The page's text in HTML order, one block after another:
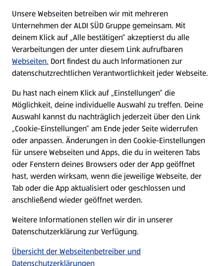
Nachhaltigkeit
Karriere
Presse
Hilfe & Kontakt
(öffnet in einem neuen Tab)
Unternehmen
Folge uns hier:
Unsere Webseiten betreiben wir mit mehreren
Unternehmen der ALDI SÜD Gruppe gemeinsam. Mit
deinem Klick auf „Alle bestätigen“ akzeptierst du alle
Verarbeitungen der unter diesem Link aufrufbaren
Webseiten. Dort findest du auch Informationen zur
datenschutzrechtlichen Verantwortlichkeit jeder Webseite.
Du hast nach einem Klick auf „Einstellungen“ die
Möglichkeit, deine individuelle Auswahl zu treffen. Deine
Auswahl kannst du nachträglich jederzeit über den Link
„Cookie-Einstellungen“ am Ende jeder Seite widerrufen
oder anpassen. Änderungen in den Cookie-Einstellungen
für unsere Webseiten und Apps, die du in weiteren Tabs
oder Fenstern deines Browsers oder der App geöffnet
hast, werden wirksam, wenn die jeweilige Webseite, der
Tab oder die App aktualisiert oder geschlossen und
anschließend wieder geöffnet werden.
Weitere Informationen stellen wir dir in unserer
Datenschutzerklärung zur Verfügung.
Übersicht der Webseitenbetreiber und
Datenschutzerklärungen